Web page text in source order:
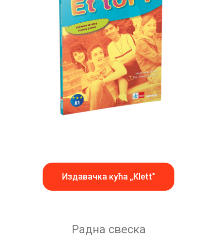
Издавачка кућа „Klett"
Радна свеска